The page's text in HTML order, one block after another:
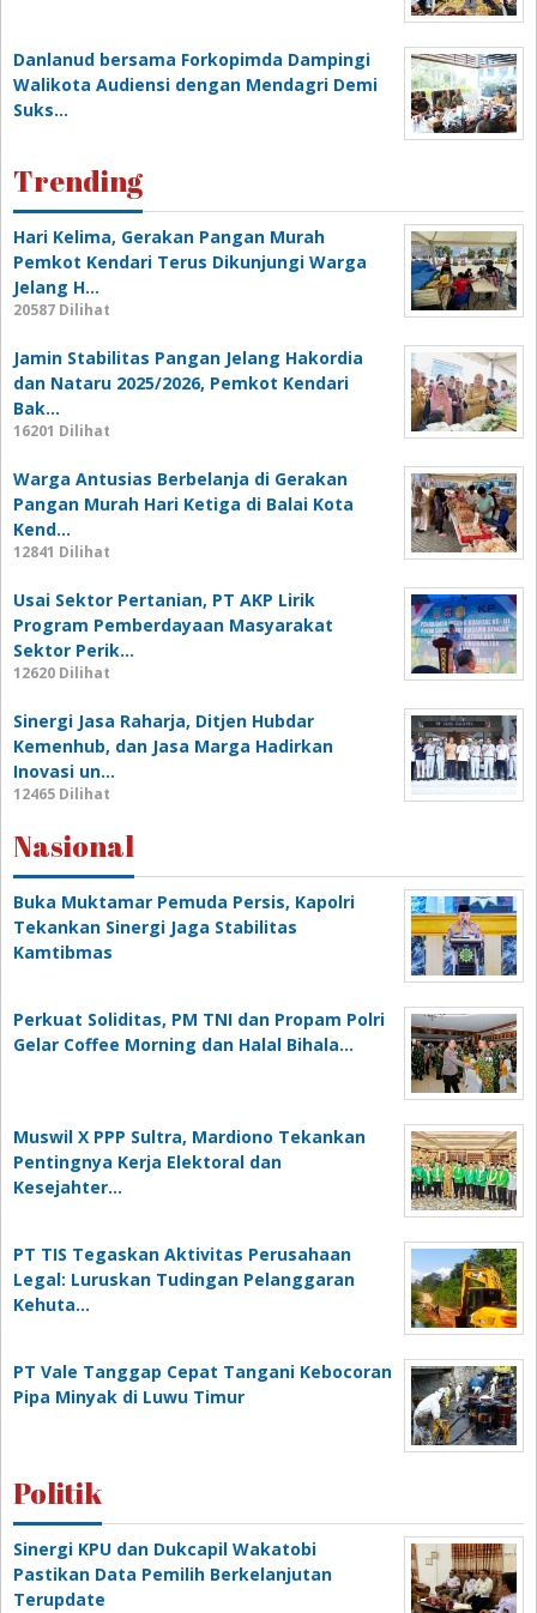
Danlanud bersama Forkopimda Dampingi
Walikota Audiensi dengan Mendagri Demi
Suks…
Trending
Hari Kelima, Gerakan Pangan Murah
Pemkot Kendari Terus Dikunjungi Warga
Jelang H…
20587 Dilihat
Jamin Stabilitas Pangan Jelang Hakordia
dan Nataru 2025/2026, Pemkot Kendari
Bak…
16201 Dilihat
Warga Antusias Berbelanja di Gerakan
Pangan Murah Hari Ketiga di Balai Kota
Kend…
12841 Dilihat
Usai Sektor Pertanian, PT AKP Lirik
Program Pemberdayaan Masyarakat
Sektor Perik…
12620 Dilihat
Sinergi Jasa Raharja, Ditjen Hubdar
Kemenhub, dan Jasa Marga Hadirkan
Inovasi un…
12465 Dilihat
Nasional
Buka Muktamar Pemuda Persis, Kapolri
Tekankan Sinergi Jaga Stabilitas
Kamtibmas
Perkuat Soliditas, PM TNI dan Propam Polri
Gelar Coffee Morning dan Halal Bihala…
Muswil X PPP Sultra, Mardiono Tekankan
Pentingnya Kerja Elektoral dan
Kesejahter…
PT TIS Tegaskan Aktivitas Perusahaan
Legal: Luruskan Tudingan Pelanggaran
Kehuta…
PT Vale Tanggap Cepat Tangani Kebocoran
Pipa Minyak di Luwu Timur
Politik
Sinergi KPU dan Dukcapil Wakatobi
Pastikan Data Pemilih Berkelanjutan
Terupdate